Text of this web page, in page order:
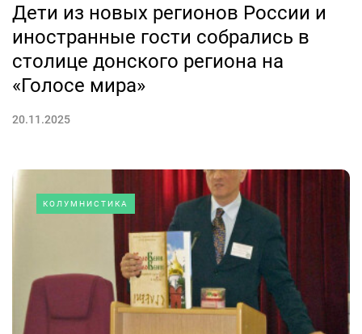
Дети из новых регионов России и
иностранные гости собрались в
столице донского региона на
«Голосе мира»
20.11.2025
КОЛУМНИСТИКА